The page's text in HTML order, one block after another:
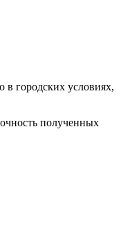
в городских условиях,
полученных